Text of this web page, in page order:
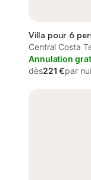
Villa pour 6
Central Costa
Annulation
dès221 €par